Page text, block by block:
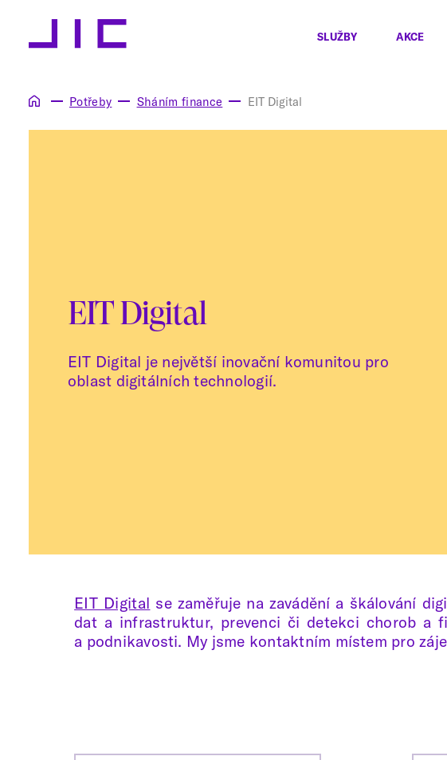
SLUŽBY AKCE
Potřeby Sháním finance EIT Digital
EIT Digital
EIT Digital je největší inovační komunitou pro
oblast digitálních technologií.
EIT Digital se zaměřuje na zavádění a škálování
dat a infrastruktur, prevenci či detekci chorob a
a podnikavosti. My jsme kontaktním místem pro